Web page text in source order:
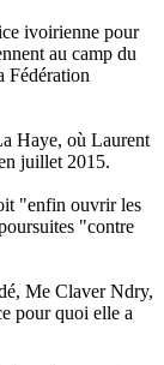
ivoirienne pour
au camp du
Fédération
Haye, où Laurent
juillet 2015.
"enfin ouvrir les
"contre
Me Claver Ndry,
pour quoi elle a